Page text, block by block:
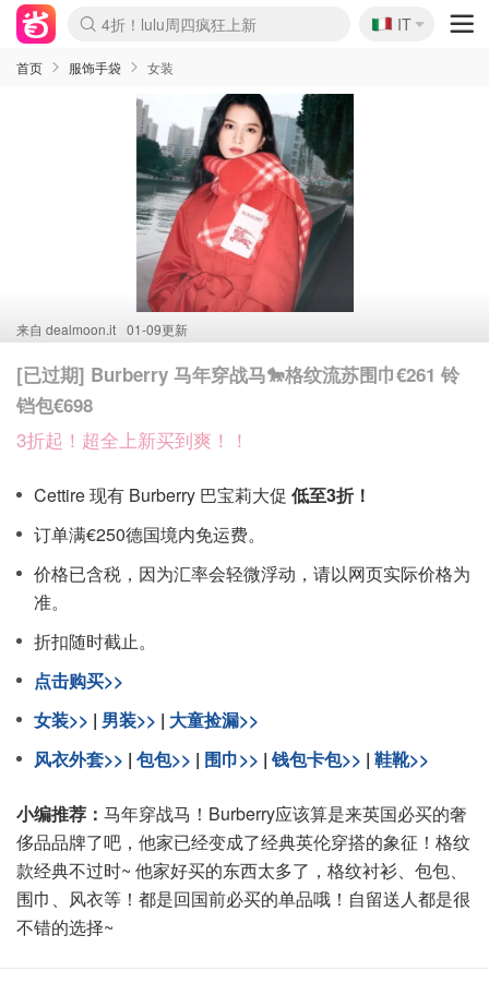
Boticinal 夏促开抢！
4折！lulu周四疯狂上新
速领！Stanley独家85折
Zalando 奥莱闪促！每日更新
🇮🇹
IT
首页 服饰手袋 女装
来自 dealmoon.it 01-09更新
[已过期] Burberry 马年穿战马🐎格纹流苏围巾€261 铃
铛包€698
3折起！超全上新买到爽！！
Cettire 现有 Burberry 巴宝莉大促 低至3折！
订单满€250德国境内免运费。
价格已含税，因为汇率会轻微浮动，请以网页实际价格为
准。
折扣随时截止。
点击购买>>
女装>> | 男装>> | 大童捡漏>>
风衣外套>> | 包包>> | 围巾>> | 钱包卡包>> | 鞋靴>>
小编推荐： 马年穿战马！Burberry应该算是来英国必买的奢
侈品品牌了吧，他家已经变成了经典英伦穿搭的象征！格纹
款经典不过时~ 他家好买的东西太多了，格纹衬衫、包包、
围巾、风衣等！都是回国前必买的单品哦！自留送人都是很
不错的选择~